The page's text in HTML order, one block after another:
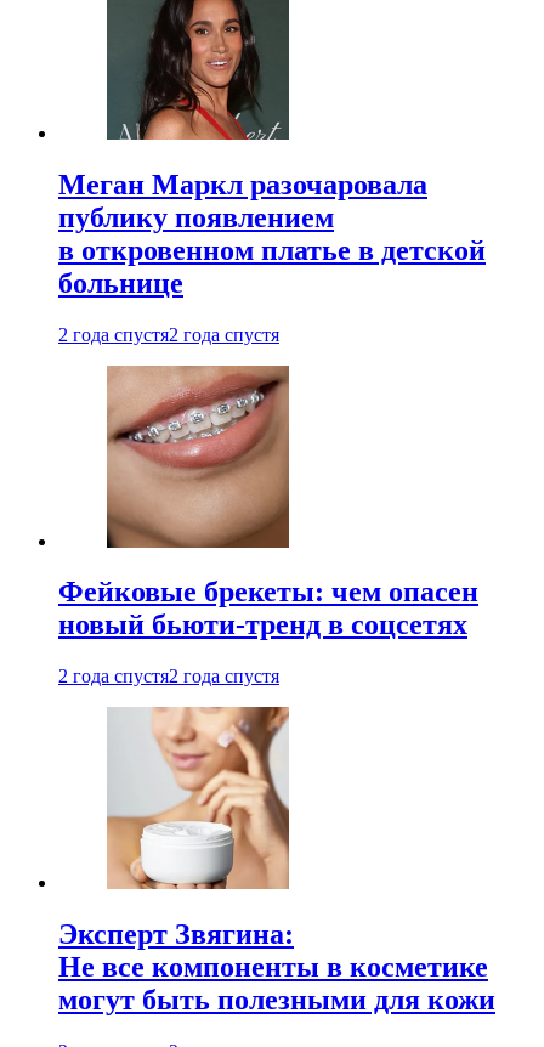
Меган Маркл разочаровала
публику появлением
в откровенном платье в детской
больнице
2 года спустя2 года спустя
Фейковые брекеты: чем опасен
новый бьюти-тренд в соцсетях
2 года спустя2 года спустя
Эксперт Звягина:
Не все компоненты в косметике
могут быть полезными для кожи